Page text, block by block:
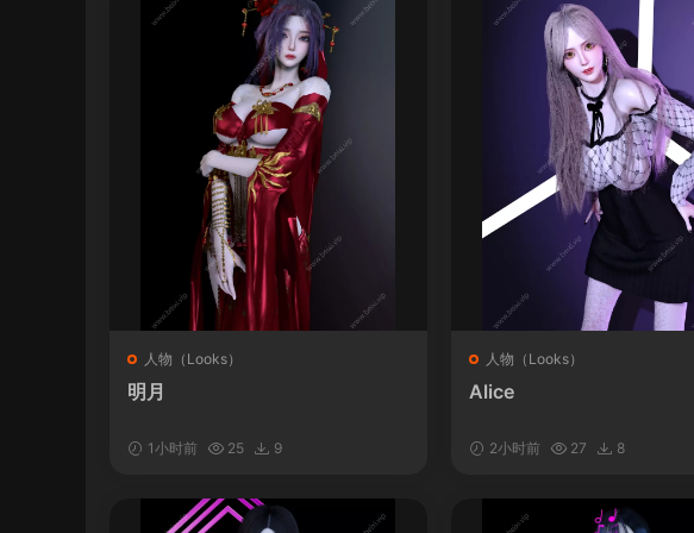
人物（Looks）
明月
1小时前 25 9
人物（Looks）
Alice
2小时前 27 8